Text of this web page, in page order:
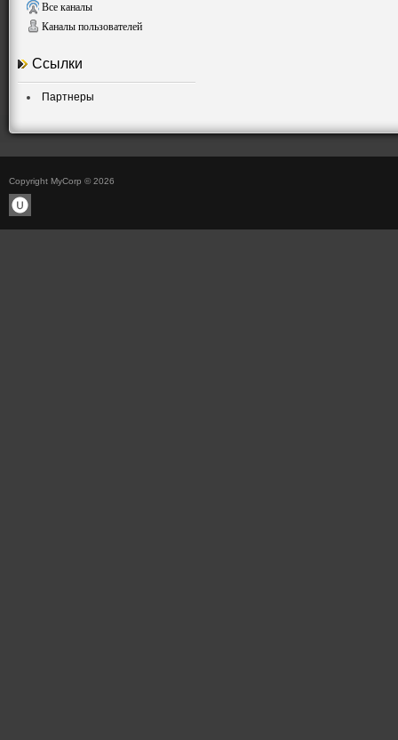
Все каналы
Каналы пользователей
Ссылки
Партнеры
Copyright MyCorp © 2026